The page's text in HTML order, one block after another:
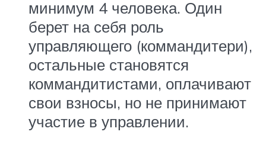
минимум 4 человека. Один
берет на себя роль
управляющего (коммандитери),
остальные становятся
коммандитистами, оплачивают
свои взносы, но не принимают
участие в управлении.